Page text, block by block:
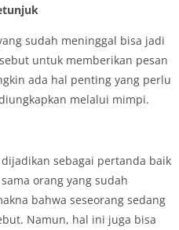
sudah meninggal bisa jadi
untuk memberikan pesan
ada hal penting yang perlu
melalui mimpi.
sebagai pertanda baik
orang yang sudah
bahwa seseorang sedang
Namun, hal ini juga bisa